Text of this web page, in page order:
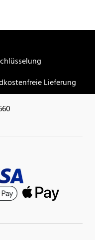
Lieferung